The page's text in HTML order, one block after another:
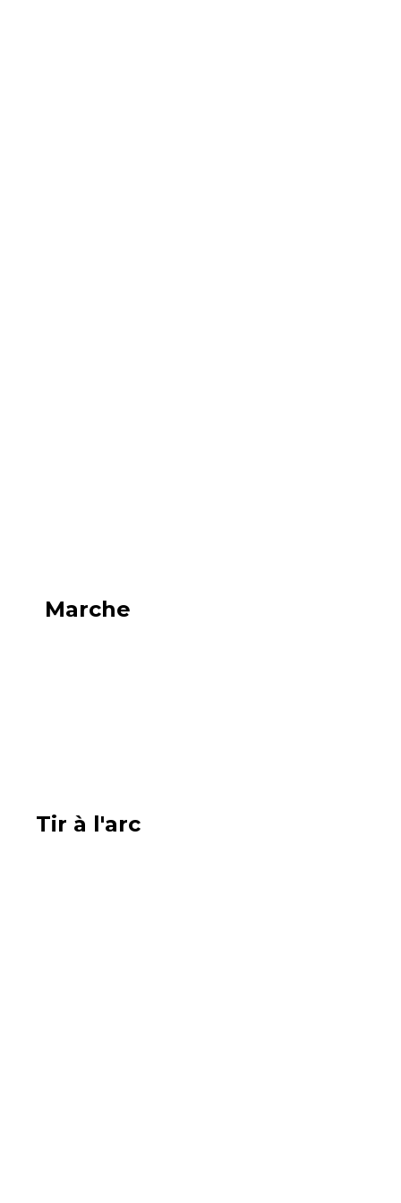
Marche
Tir à l'arc